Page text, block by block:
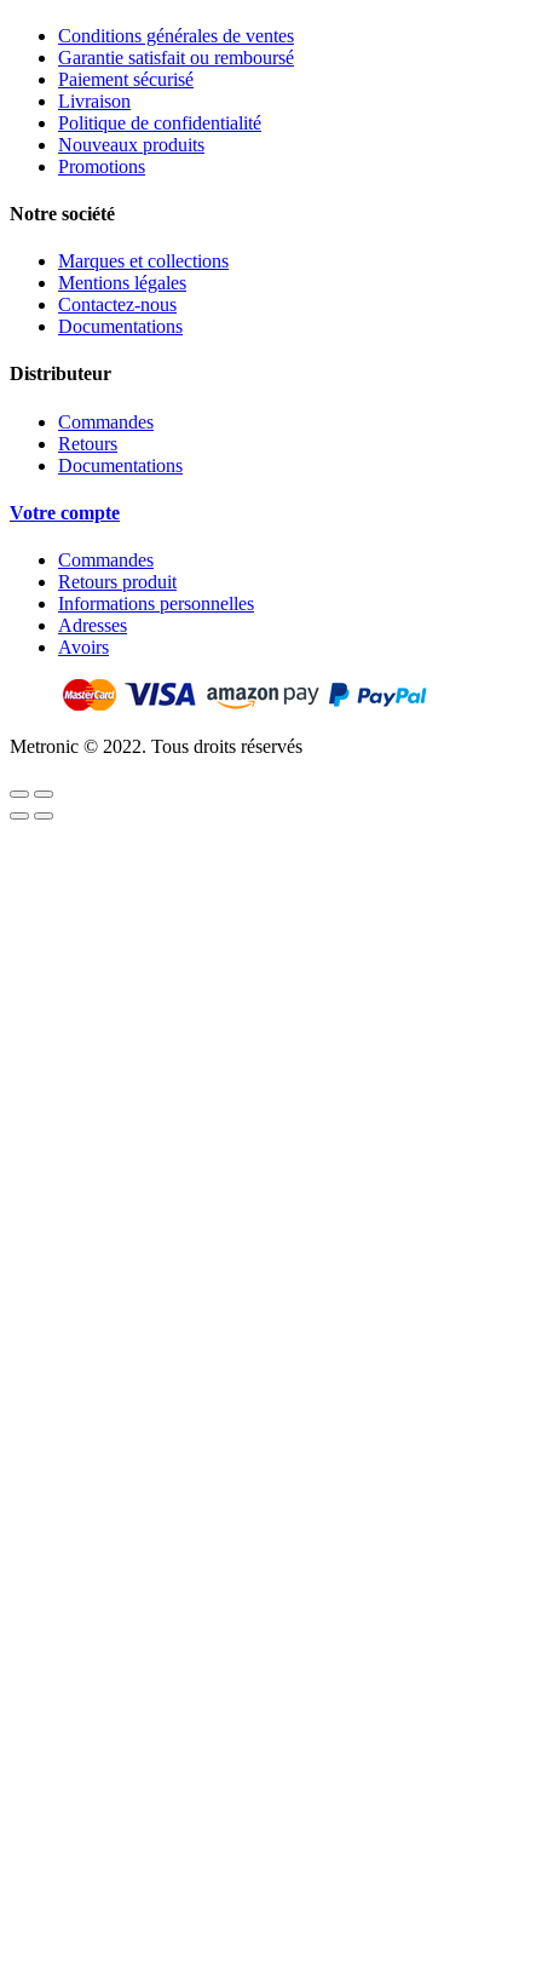
Conditions générales de ventes
Garantie satisfait ou remboursé
Paiement sécurisé
Livraison
Politique de confidentialité
Nouveaux produits
Promotions
Notre société
Marques et collections
Mentions légales
Contactez-nous
Documentations
Distributeur
Commandes
Retours
Documentations
Votre compte
Commandes
Retours produit
Informations personnelles
Adresses
Avoirs
Metronic © 2022. Tous droits réservés